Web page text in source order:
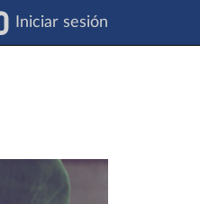
Iniciar sesión